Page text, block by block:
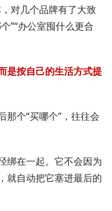
对几个品牌有了大致
”“办公室囤什么更合
是按自己的生活方式提
那个“买哪个”，往往会
绑在一起。它不会因为
就自动把它塞进最后的